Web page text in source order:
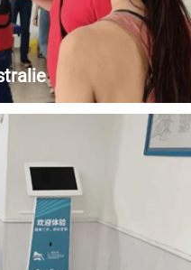
australienne spécialisée